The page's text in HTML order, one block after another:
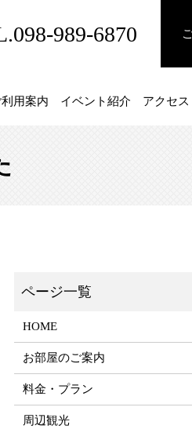
989-6870
利用案内 イベント紹介 アクセス
HOME
お部屋のご案内
料金・プラン
周辺観光